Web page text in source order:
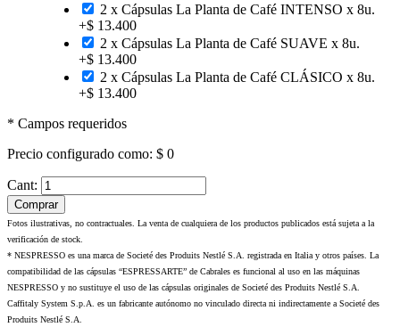
2 x Cápsulas La Planta de Café INTENSO x 8u.
+$ 13.400
2 x Cápsulas La Planta de Café SUAVE x 8u.
+$ 13.400
2 x Cápsulas La Planta de Café CLÁSICO x 8u.
+$ 13.400
* Campos requeridos
Precio configurado como: $ 0
Cant:
Comprar
Fotos ilustrativas, no contractuales. La venta de cualquiera de los productos publicados está sujeta a la
verificación de stock.
* NESPRESSO es una marca de Societé des Produits Nestlé S.A. registrada en Italia y otros países. La
compatibilidad de las cápsulas “ESPRESSARTE” de Cabrales es funcional al uso en las máquinas
NESPRESSO y no sustituye el uso de las cápsulas originales de Societé des Produits Nestlé S.A.
Caffitaly System S.p.A. es un fabricante autónomo no vinculado directa ni indirectamente a Societé des
Produits Nestlé S.A.